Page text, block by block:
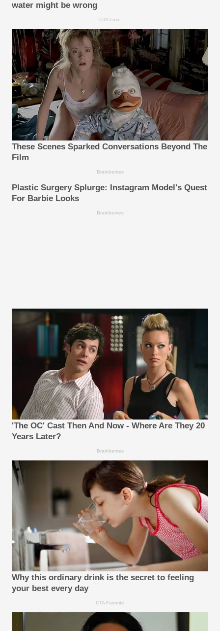
water might be wrong
CTA Love
These Scenes Sparked Conversations Beyond The
Film
Brainberries
Plastic Surgery Splurge: Instagram Model's Quest
For Barbie Looks
Brainberries
'The OC' Cast Then And Now - Where Are They 20
Years Later?
Brainberries
Why this ordinary drink is the secret to feeling
your best every day
CTA Favorite